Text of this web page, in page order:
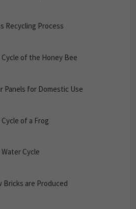
Recycling Process
Cycle of the Honey Bee
Panels for Domestic Use
of a Frog
Water Cycle
Bricks are Produced